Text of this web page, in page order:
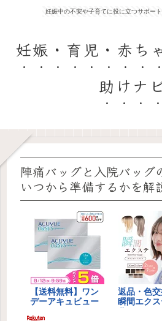
妊娠中の不安や子育てに役に立つサポー
妊娠・育児・赤ち
助けナ
陣痛バッグと入院バッグ
いつから準備するかを解